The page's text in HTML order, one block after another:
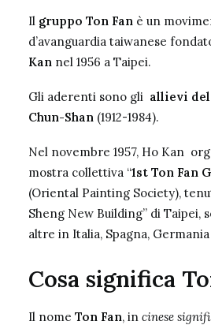
Il gruppo Ton Fan è un
d’avanguardia taiwanese
Kan nel 1956 a Taipei.
Gli aderenti sono gli allievi
Chun-Shan (1912-1984).
Nel novembre 1957, Ho Kan
mostra collettiva “1st Ton Fan
(Oriental Painting Society),
Sheng New Building” di Taipei,
altre in Italia, Spagna,
Cosa significa
Il nome Ton Fan, in cinese